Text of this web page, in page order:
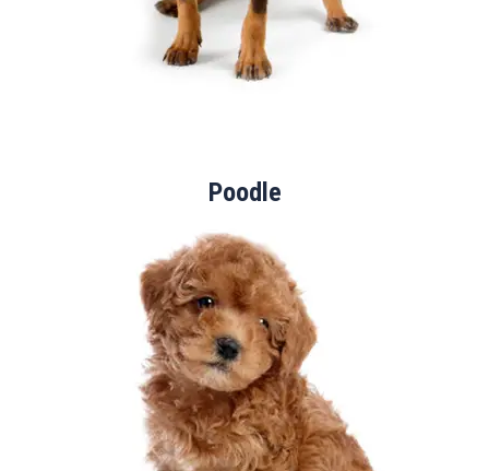
Poodle